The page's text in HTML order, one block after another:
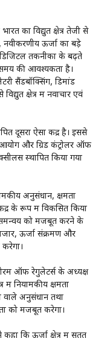
का विद्युत क्षेत्र तेजी से
ऊर्जा का बड़े
डिजिटल तकनीकों के बढ़ते
की आवश्यकता है।
सैंडबॉक्सिंग, डिमांड
क्षेत्र में नवाचार एवं
दूसरा ऐसा केंद्र है। इससे
और ग्रिड कंट्रोलर ऑफ
स्थापित किया गया
अनुसंधान, क्षमता
केंद्र के रूप में विकसित किया
समन्वय को मजबूत करने के
ऊर्जा संक्रमण और
ऑफ रेगुलेटर्स के अध्यक्ष
में नियामकीय क्षमता
वाले अनुसंधान तथा
को मजबूत करेगा।
कि ऊर्जा क्षेत्र में सतत